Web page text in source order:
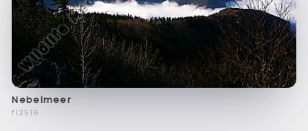
Nebelmeer
f12516